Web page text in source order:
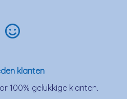
klanten
100% gelukkige klanten.